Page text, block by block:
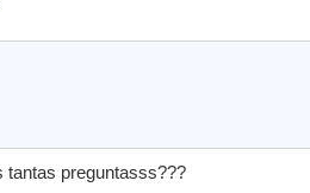
tantas preguntasss???